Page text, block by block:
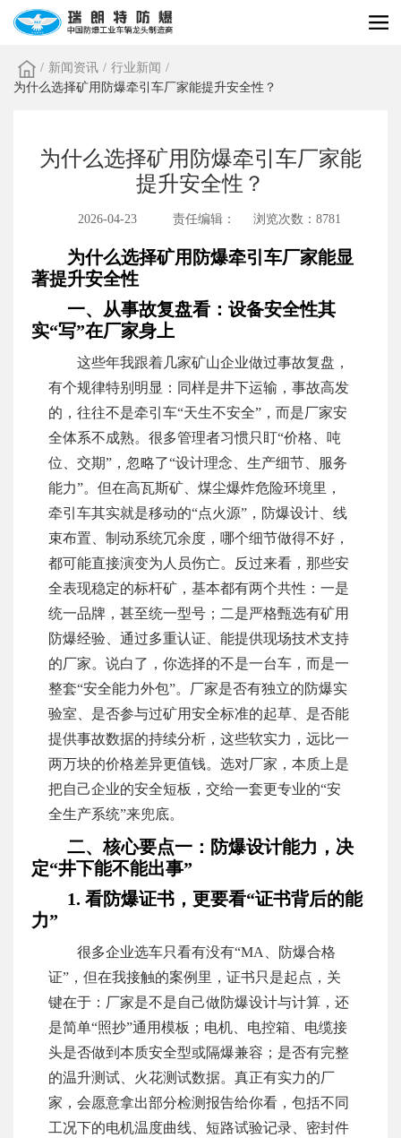
/ 新闻资讯 / 行业新闻 /
为什么选择矿用防爆牵引车厂家能提升安全性？
为什么选择矿用防爆牵引车厂家能
提升安全性？
2026-04-23 责任编辑： 浏览次数：8781
为什么选择矿用防爆牵引车厂家能显
著提升安全性
一、从事故复盘看：设备安全性其
实“写”在厂家身上
这些年我跟着几家矿山企业做过事故复盘，
有个规律特别明显：同样是井下运输，事故高发
的，往往不是牵引车“天生不安全”，而是厂家安
全体系不成熟。很多管理者习惯只盯“价格、吨
位、交期”，忽略了“设计理念、生产细节、服务
能力”。但在高瓦斯矿、煤尘爆炸危险环境里，
牵引车其实就是移动的“点火源”，防爆设计、线
束布置、制动系统冗余度，哪个细节做得不好，
都可能直接演变为人员伤亡。反过来看，那些安
全表现稳定的标杆矿，基本都有两个共性：一是
统一品牌，甚至统一型号；二是严格甄选有矿用
防爆经验、通过多重认证、能提供现场技术支持
的厂家。说白了，你选择的不是一台车，而是一
整套“安全能力外包”。厂家是否有独立的防爆实
验室、是否参与过矿用安全标准的起草、是否能
提供事故数据的持续分析，这些软实力，远比一
两万块的价格差异更值钱。选对厂家，本质上是
把自己企业的安全短板，交给一套更专业的“安
全生产系统”来兜底。
二、核心要点一：防爆设计能力，决
定“井下能不能出事”
1. 看防爆证书，更要看“证书背后的能
力”
很多企业选车只看有没有“MA、防爆合格
证”，但在我接触的案例里，证书只是起点，关
键在于：厂家是不是自己做防爆设计与计算，还
是简单“照抄”通用模板；电机、电控箱、电缆接
头是否做到本质安全型或隔爆兼容；是否有完整
的温升测试、火花测试数据。真正有实力的厂
家，会愿意拿出部分检测报告给你看，包括不同
工况下的电机温度曲线、短路试验记录、密封件